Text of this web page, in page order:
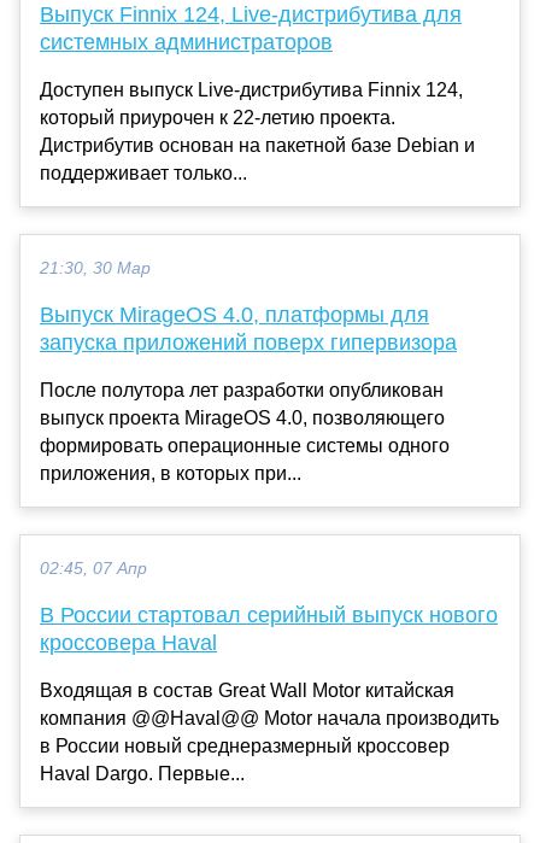
Выпуск Finnix 124, Live-дистрибутива для
системных администраторов
Доступен выпуск Live-дистрибутива Finnix 124,
который приурочен к 22-летию проекта.
Дистрибутив основан на пакетной базе Debian и
поддерживает только...
21:30, 30 Мар
Выпуск MirageOS 4.0, платформы для
запуска приложений поверх гипервизора
После полутора лет разработки опубликован
выпуск проекта MirageOS 4.0, позволяющего
формировать операционные системы одного
приложения, в которых при...
02:45, 07 Апр
В России стартовал серийный выпуск нового
кроссовера Haval
Входящая в состав Great Wall Motor китайская
компания @@Haval@@ Motor начала производить
в России новый среднеразмерный кроссовер
Haval Dargo. Первые...